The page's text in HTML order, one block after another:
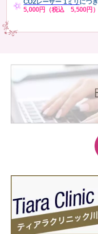
CO2レーザー 1ミリ につき
5,000円（税込 5,500円）